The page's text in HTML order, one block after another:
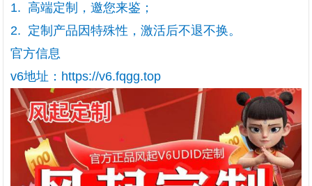
1. 高端定制，邀您来鉴；
2. 定制产品因特殊性，激活后不退不换。
官方信息
v6地址：https://v6.fqgg.top